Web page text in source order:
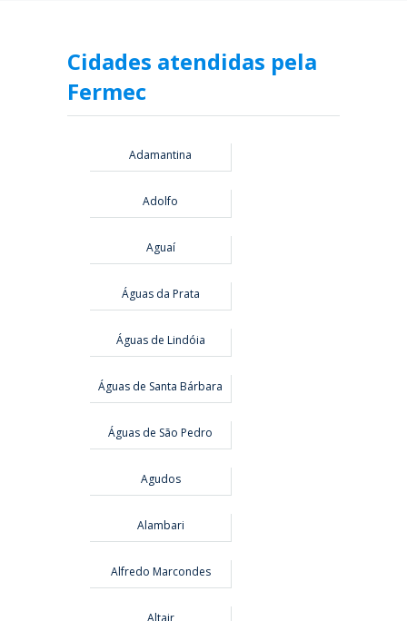
Cidades atendidas pela
Fermec
Adamantina
Adolfo
Aguaí
Águas da Prata
Águas de Lindóia
Águas de Santa Bárbara
Águas de São Pedro
Agudos
Alambari
Alfredo Marcondes